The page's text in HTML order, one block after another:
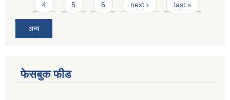
4 5 6 next › last »
अन्य
फेसबुक फीड